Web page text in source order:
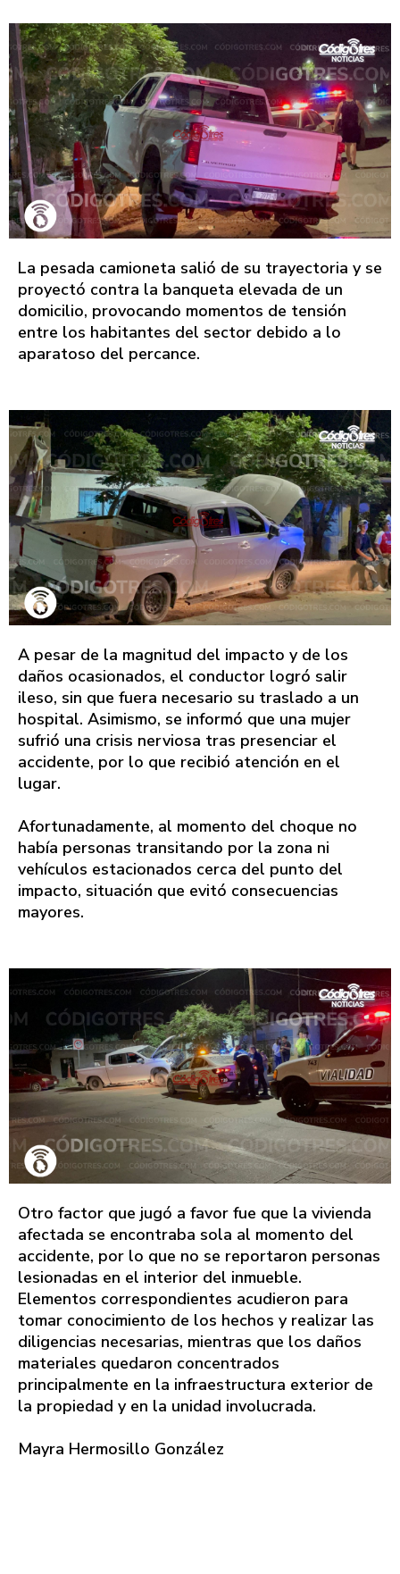
La pesada camioneta salió de su trayectoria y se
proyectó contra la banqueta elevada de un
domicilio, provocando momentos de tensión
entre los habitantes del sector debido a lo
aparatoso del percance.
A pesar de la magnitud del impacto y de los
daños ocasionados, el conductor logró salir
ileso, sin que fuera necesario su traslado a un
hospital. Asimismo, se informó que una mujer
sufrió una crisis nerviosa tras presenciar el
accidente, por lo que recibió atención en el
lugar.
Afortunadamente, al momento del choque no
había personas transitando por la zona ni
vehículos estacionados cerca del punto del
impacto, situación que evitó consecuencias
mayores.
Otro factor que jugó a favor fue que la vivienda
afectada se encontraba sola al momento del
accidente, por lo que no se reportaron personas
lesionadas en el interior del inmueble.
Elementos correspondientes acudieron para
tomar conocimiento de los hechos y realizar las
diligencias necesarias, mientras que los daños
materiales quedaron concentrados
principalmente en la infraestructura exterior de
la propiedad y en la unidad involucrada.
Mayra Hermosillo González